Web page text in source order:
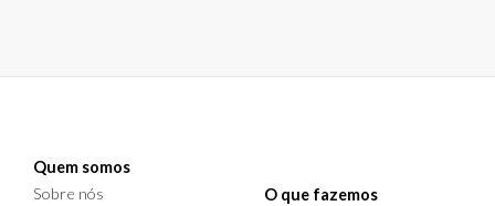
Quem somos
Sobre nós
O que fazemos